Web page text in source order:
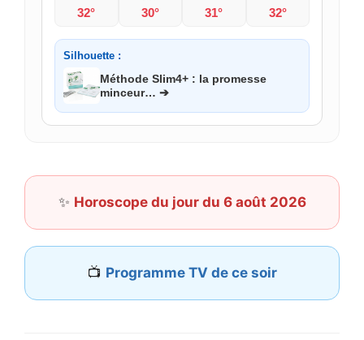
32° 30° 31° 32°
Silhouette :
Méthode Slim4+ : la promesse
minceur… ➔
✨ Horoscope du jour du 6 août 2026
📺 Programme TV de ce soir